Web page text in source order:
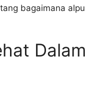
bagaimana